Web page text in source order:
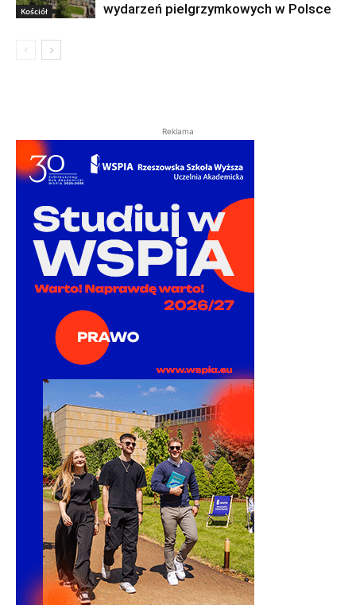
Kościół
wydarzeń pielgrzymkowych w Polsce
Reklama